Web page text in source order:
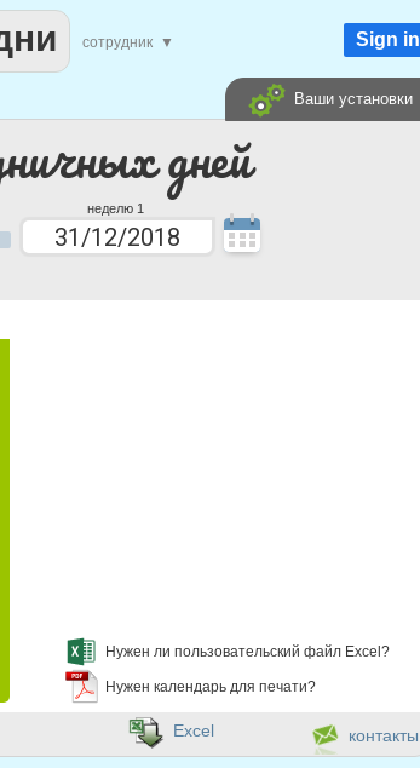
дней
неделю 1
Нужен ли пользовательский файл Excel?
Нужен календарь для печати?
сотрудник ▼ Sign in
Ваши установки
контакты
Excel